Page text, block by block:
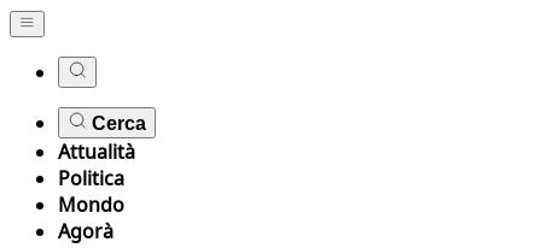
Cerca
Attualità
Politica
Mondo
Agorà